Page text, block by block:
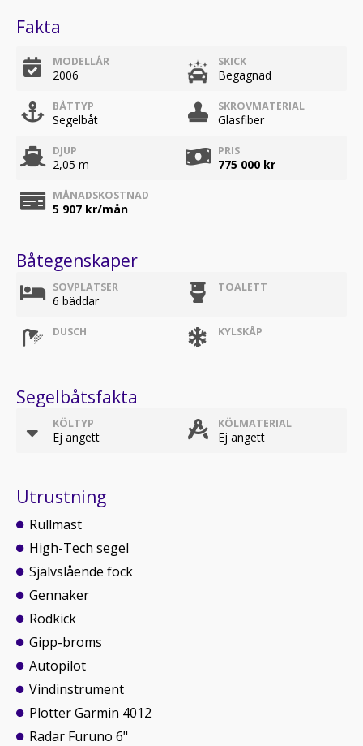
Fakta
MODELLÅR
2006
SKICK
Begagnad
BÅTTYP
Segelbåt
SKROVMATERIAL
Glasfiber
DJUP
2,05 m
PRIS
775 000 kr
MÅNADSKOSTNAD
5 907 kr/mån
Båtegenskaper
SOVPLATSER
6 bäddar
TOALETT
DUSCH KYLSKÅP
Segelbåtsfakta
KÖLTYP
Ej angett
KÖLMATERIAL
Ej angett
Utrustning
Rullmast
High-Tech segel
Självslående fock
Gennaker
Rodkick
Gipp-broms
Autopilot
Vindinstrument
Plotter Garmin 4012
Radar Furuno 6"